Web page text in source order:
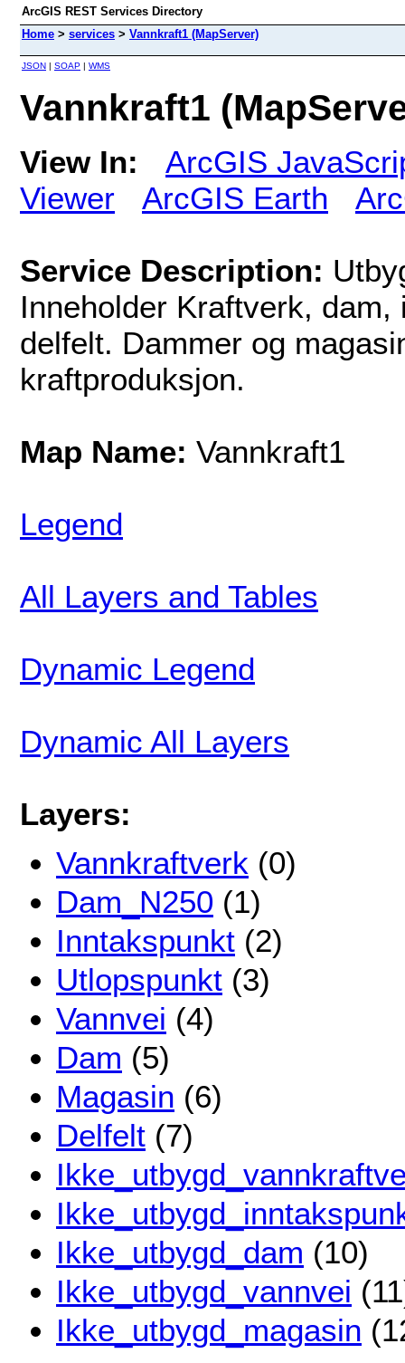
ArcGIS REST Services Directory
Home > services > Vannkraft1 (MapServer)
JSON | SOAP | WMS
Vannkraft1
View In:
ArcGIS
Viewer
ArcGIS Earth
Service Description:
Inneholder Kraftverk,
delfelt. Dammer og
kraftproduksjon.
Map Name: Vannkraft1
Legend
All Layers and Tables
Dynamic Legend
Dynamic All Layers
Layers:
Vannkraftverk (0)
Dam_N250 (1)
Inntakspunkt (2)
Utlopspunkt (3)
Vannvei (4)
Dam (5)
Magasin (6)
Delfelt (7)
Ikke_utbygd_dam (10)
Ikke_utbygd_vannvei
Ikke_utbygd_magasin